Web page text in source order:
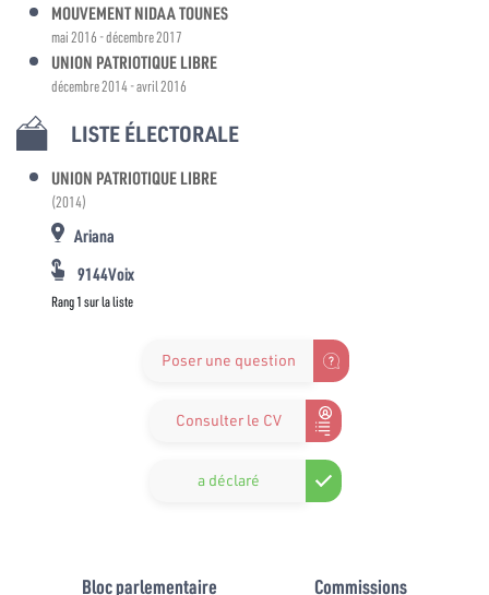
MOUVEMENT NIDAA TOUNES
mai 2016 - décembre 2017
UNION PATRIOTIQUE LIBRE
décembre 2014 - avril 2016
LISTE ÉLECTORALE
UNION PATRIOTIQUE LIBRE
(2014)
Ariana
9144Voix
Rang 1 sur la liste
Poser une question
Consulter le CV
a déclaré
Bloc parlementaire Commissions